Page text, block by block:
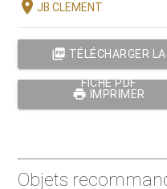
location_onJB CLEMENT
picture_as_pdf TÉLÉCHARGER LA
FICHE PDF
print IMPRIMER
Objets